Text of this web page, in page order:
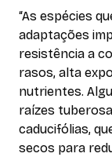
“As espécies
adaptações
resistência a
rasos, alta
nutrientes.
raízes
caducifólias,
secos para